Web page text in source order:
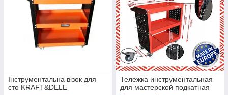
Інструментальна візок для
сто KRAFT&DELE
Тележка инструментальная
для мастерской подкатная